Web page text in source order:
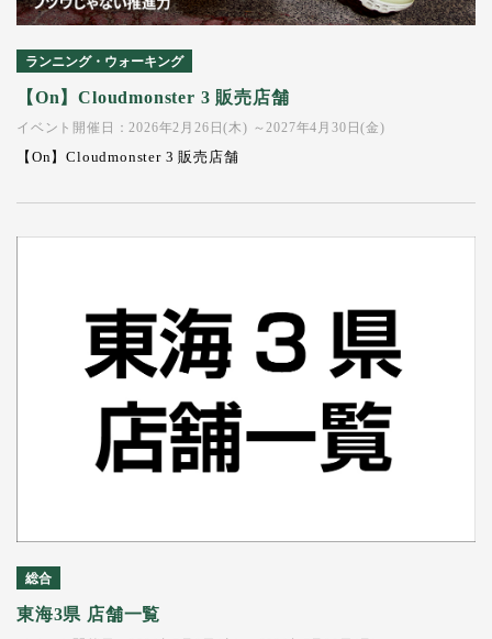
ランニング・ウォーキング
【On】Cloudmonster 3 販売店舗
イベント開催日：2026年2月26日(木) ～2027年4月30日(金)
【On】Cloudmonster 3 販売店舗
総合
東海3県 店舗一覧